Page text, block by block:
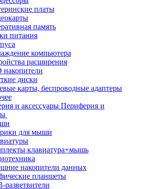
платы
память
питания
компьютера
расширения
накопители
диски
карты, беспроводные адаптеры
Периферия и
для мыши
клавиатура+мышь
накопители данных
планшеты
разветвители